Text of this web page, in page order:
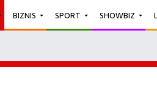
BIZNIS SPORT SHOWBIZ